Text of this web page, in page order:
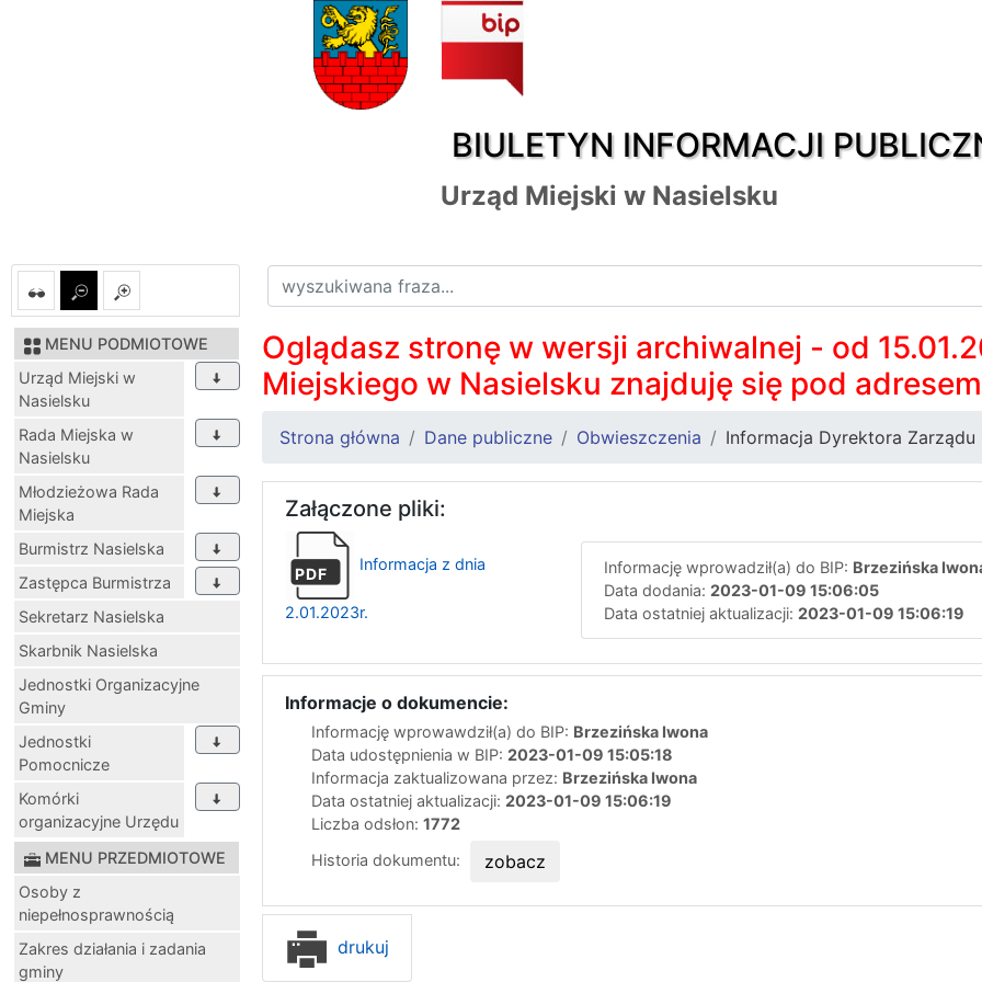
BIULETYN INFORMACJI
Urząd Miejski w Nasielsku
MENU PODMIOTOWE
Urząd Miejski w
Nasielsku
Rada Miejska w
Nasielsku
Młodzieżowa Rada
Miejska
Burmistrz Nasielska
Zastępca Burmistrza
Sekretarz Nasielska
Skarbnik Nasielska
Jednostki Organizacyjne
Gminy
Jednostki
Pomocnicze
Komórki
organizacyjne Urzędu
MENU PRZEDMIOTOWE
Osoby z
niepełnosprawnością
Zakres działania i zadania
gminy
Oglądasz stronę w wersji archiwalnej - od
Miejskiego w Nasielsku znajduję się pod
Strona główna Dane publiczne Obwieszczenia Informacja Dyrektora
Załączone pliki:
PDF
Informacja z dnia
2.01.2023r.
Informację wprowadził(a) do BIP: Brzezińska
Data dodania: 2023-01-09 15:06:05
Data ostatniej aktualizacji: 2023-01-09 15:06:19
Informacje o dokumencie:
Informację wprowawdził(a) do BIP: Brzezińska Iwona
Data udostępnienia w BIP: 2023-01-09 15:05:18
Informacja zaktualizowana przez: Brzezińska Iwona
Data ostatniej aktualizacji: 2023-01-09 15:06:19
Liczba odsłon: 1772
Historia dokumentu:
zobacz
drukuj